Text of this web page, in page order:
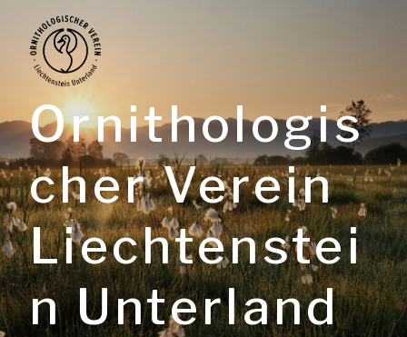
Inhalt
springen
Ornithologis
cher Verein
Liechtenstei
n Unterland